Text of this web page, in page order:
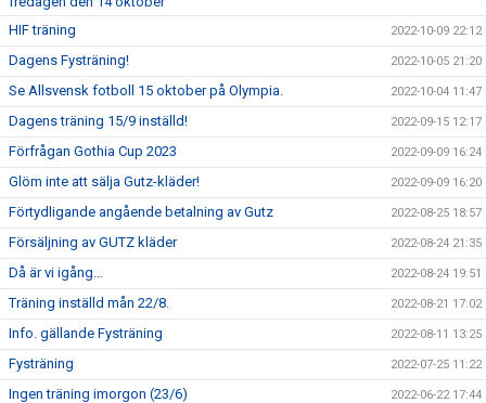
HIF träning 2022-10-09 22:12
Dagens Fysträning! 2022-10-05 21:20
Se Allsvensk fotboll 15 oktober på Olympia. 2022-10-04 11:47
Dagens träning 15/9 inställd! 2022-09-15 12:17
Förfrågan Gothia Cup 2023 2022-09-09 16:24
Glöm inte att sälja Gutz-kläder! 2022-09-09 16:20
Förtydligande angående betalning av Gutz 2022-08-25 18:57
Försäljning av GUTZ kläder 2022-08-24 21:35
Då är vi igång… 2022-08-24 19:51
Träning inställd mån 22/8. 2022-08-21 17:02
Info. gällande Fysträning 2022-08-11 13:25
Fysträning 2022-07-25 11:22
Ingen träning imorgon (23/6) 2022-06-22 17:44